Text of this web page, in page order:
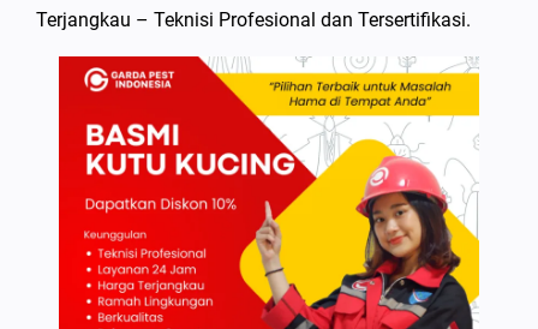
Terjangkau – Teknisi Profesional dan Tersertifikasi.